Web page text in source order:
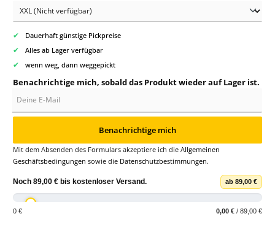
✔ Dauerhaft günstige Pickpreise
✔ Alles ab Lager verfügbar
✔ wenn weg, dann weggepickt
Benachrichtige mich, sobald das Produkt wieder auf Lager ist.
Benachrichtige mich
Mit dem Absenden des Formulars akzeptiere ich die Allgemeinen
Geschäftsbedingungen sowie die Datenschutzbestimmungen.
Noch 89,00 € bis kostenloser Versand. ab 89,00 €
0 € 0,00 € / 89,00 €